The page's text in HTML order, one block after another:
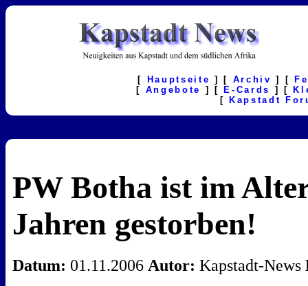
[ Hauptseite ] [ Archiv ] [
[ Angebote ] [ E-Cards ] [
[
Kapstadt
PW Botha ist im
Jahren gestorben!
Datum: 01.11.2006 Autor: Kapstadt-News